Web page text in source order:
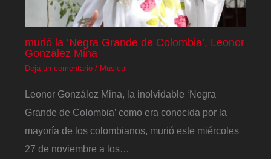
murió la ‘Negra Grande de Colombia’, Leonor
González Mina
Deja un comentario / Musical
Leonor González Mina, la inolvidable ‘Negra
Grande de Colombia’ como era conocida por la
mayoría de los colombianos, murió este miércoles
27 de noviembre a los…